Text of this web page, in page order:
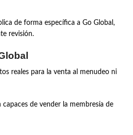
de forma específica a Go Global,
revisión.
reales para la venta al menudeo ni
capaces de vender la membresía de